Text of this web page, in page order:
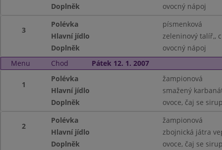
Doplněk
ovocný nápoj
3
Polévka
písmenková
Hlavní jídlo
zeleninový talíř,,
Doplněk
ovocný nápoj
Menu
Chod Pátek 12. 1. 2007
1
Polévka
žampionová
Hlavní jídlo
smažený
Doplněk
ovoce, čaj se
2
Polévka
žampionová
Hlavní jídlo
zbojnická játra
Doplněk
ovoce, čaj se